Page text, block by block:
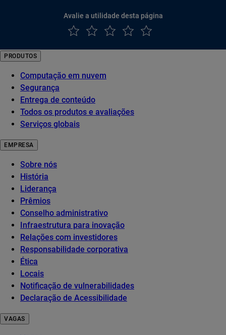
Avalie a utilidade desta página
PRODUTOS
Computação em nuvem
Segurança
Entrega de conteúdo
Todos os produtos e avaliações
Serviços globais
EMPRESA
Sobre nós
História
Liderança
Prêmios
Conselho administrativo
Infraestrutura para inovação
Relações com investidores
Responsabilidade corporativa
Ética
Locais
Notificação de vulnerabilidades
Declaração de Acessibilidade
VAGAS